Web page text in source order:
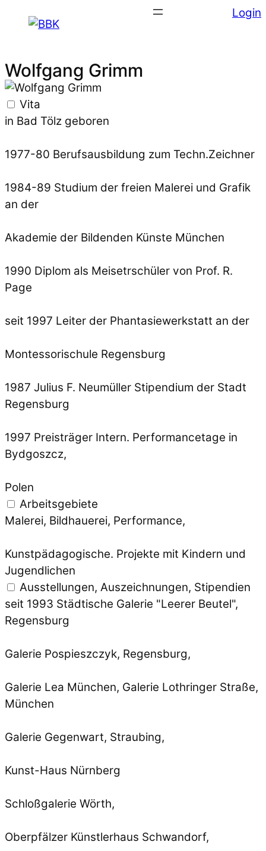
Login
Wolfgang Grimm
Vita
in Bad Tölz geboren
1977-80 Berufsausbildung zum Techn.Zeichner
1984-89 Studium der freien Malerei und Grafik
an der
Akademie der Bildenden Künste München
1990 Diplom als Meisetrschüler von Prof. R.
Page
seit 1997 Leiter der Phantasiewerkstatt an der
Montessorischule Regensburg
1987 Julius F. Neumüller Stipendium der Stadt
Regensburg
1997 Preisträger Intern. Performancetage in
Bydgoszcz,
Polen
Arbeitsgebiete
Malerei, Bildhauerei, Performance,
Kunstpädagogische. Projekte mit Kindern und
Jugendlichen
Ausstellungen, Auszeichnungen, Stipendien
seit 1993 Städtische Galerie "Leerer Beutel",
Regensburg
Galerie Pospieszczyk, Regensburg,
Galerie Lea München, Galerie Lothringer Straße,
München
Galerie Gegenwart, Straubing,
Kunst-Haus Nürnberg
Schloßgalerie Wörth,
Oberpfälzer Künstlerhaus Schwandorf,